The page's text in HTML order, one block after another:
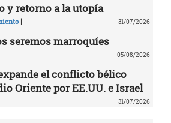
y retorno a la utopía
| 31/07/2026
seremos marroquíes
05/08/2026
el conflicto bélico
Oriente por EE.UU. e Israel
31/07/2026